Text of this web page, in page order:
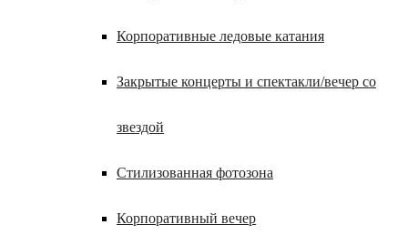
Корпоративные ледовые катания
Закрытые концерты и спектакли/вечер со
звездой
Стилизованная фотозона
Корпоративный вечер